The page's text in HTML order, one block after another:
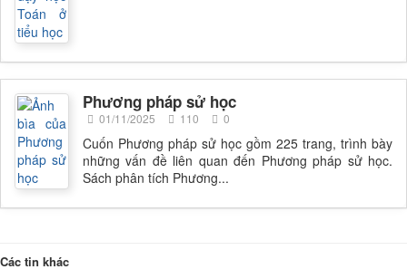
Phương pháp sử học
01/11/2025 110 0
Cuốn Phương pháp sử học gồm 225 trang, trình bày
những vấn đề liên quan đến Phương pháp sử học.
Sách phân tích Phương...
Các tin khác